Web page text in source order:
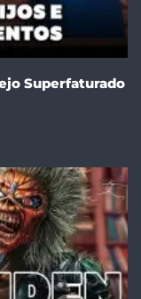
Superfaturado